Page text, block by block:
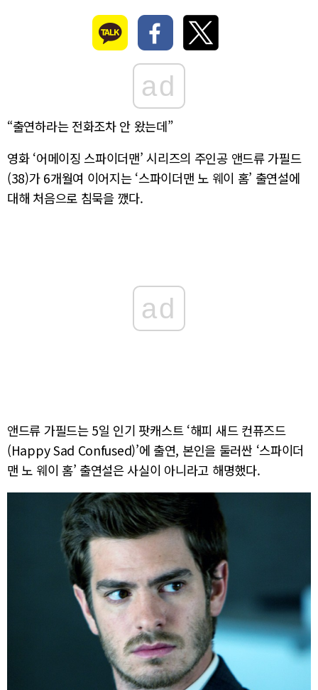
ad
“출연하라는 전화조차 안 왔는데”
영화 ‘어메이징 스파이더맨’ 시리즈의 주인공 앤드류 가필드
(38)가 6개월여 이어지는 ‘스파이더맨 노 웨이 홈’ 출연설에
대해 처음으로 침묵을 깼다.
ad
앤드류 가필드는 5일 인기 팟캐스트 ‘해피 새드 컨퓨즈드
(Happy Sad Confused)’에 출연, 본인을 둘러싼 ‘스파이더
맨 노 웨이 홈’ 출연설은 사실이 아니라고 해명했다.